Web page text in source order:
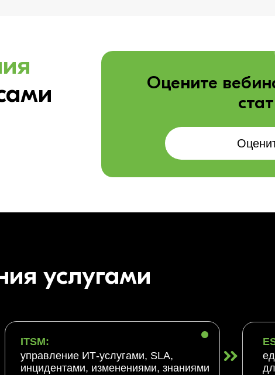
Оцените
услугами
управление ИТ-услугами, SLA,
инцидентами, изменениями, знаниями
ITSM: